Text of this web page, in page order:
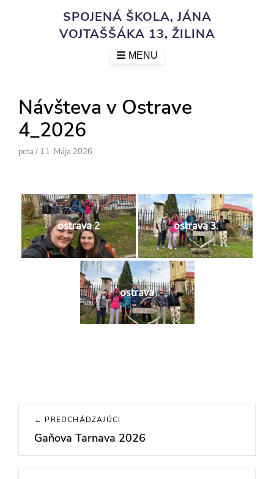
SPOJENÁ ŠKOLA, JÁNA
VOJTAŠŠÁKA 13, ŽILINA
MENU
Návšteva v Ostrave
4_2026
Author
Peta / Posted
11. Mája 2026
ostrava 2 ostrava 3.
ostrava
Navigácia
článku
← PREDCHÁDZAJÚCI
Previous
post:
Gaňova Tarnava 2026